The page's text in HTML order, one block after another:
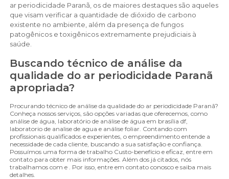
ar periodicidade Paranã, os de maiores destaques são aqueles
que visam verificar a quantidade de dióxido de carbono
existente no ambiente, além da presença de fungos
patogênicos e toxigênicos extremamente prejudiciais à
saúde.
Buscando técnico de análise da
qualidade do ar periodicidade Paranã
apropriada?
Procurando técnico de análise da qualidade do ar periodicidade Paranã?
Conheça nossos serviços, são opções variadas que oferecemos, como
análise de água, laboratório de análise de água em brasília df,
laboratorio de analise de agua e análise foliar. Contando com
profissionais qualificados e experientes, o empreendimento entende a
necessidade de cada cliente, buscando a sua satisfação e confiança.
Possuímos uma forma de trabalho Custo-benefício e eficaz, entre em
contato para obter mais informações. Além dos já citados, nós
trabalhamos com e . Por isso, entre em contato conosco e saiba mais
detalhes.